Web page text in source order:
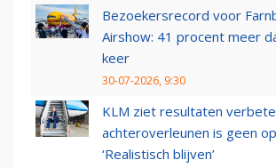
Bezoekersrecord voor
Airshow: 41 procent meer
keer
30-07-2026, 9:30
KLM ziet resultaten
achteroverleunen is geen
‘Realistisch blijven’